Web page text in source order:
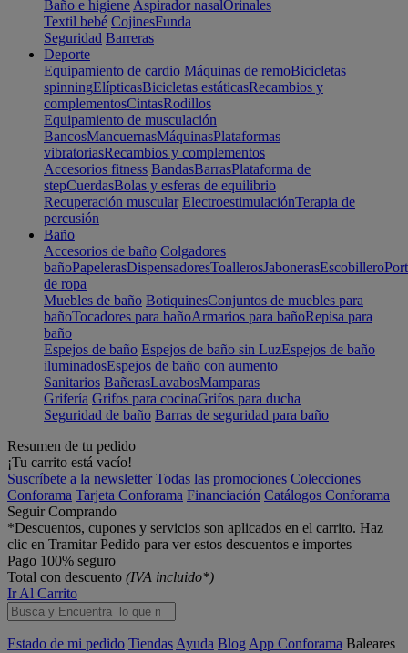
Baño e higiene Aspirador nasalOrinales
Textil bebé CojinesFunda
Seguridad Barreras
Deporte
Equipamiento de cardio Máquinas de remoBicicletas
spinningElípticasBicicletas estáticasRecambios y
complementosCintasRodillos
Equipamiento de musculación
BancosMancuernasMáquinasPlataformas
vibratoriasRecambios y complementos
Accesorios fitness BandasBarrasPlataforma de
stepCuerdasBolas y esferas de equilibrio
Recuperación muscular ElectroestimulaciónTerapia de
percusión
Baño
Accesorios de baño Colgadores
bañoPapelerasDispensadoresToallerosJabonerasEscobillero
de ropa
Muebles de baño BotiquinesConjuntos de muebles para
bañoTocadores para bañoArmarios para bañoRepisa para
baño
Espejos de baño Espejos de baño sin LuzEspejos de baño
iluminadosEspejos de baño con aumento
Sanitarios BañerasLavabosMamparas
Grifería Grifos para cocinaGrifos para ducha
Seguridad de baño Barras de seguridad para baño
Resumen de tu pedido
¡Tu carrito está vacío!
Suscríbete a la newsletter Todas las promociones Colecciones
Conforama Tarjeta Conforama Financiación Catálogos Conforama
Seguir Comprando
*Descuentos, cupones y servicios son aplicados en el carrito. Haz
clic en Tramitar Pedido para ver estos descuentos e importes
Pago 100% seguro
Total con descuento (IVA incluido*)
Ir Al Carrito
Estado de mi pedido Tiendas Ayuda Blog App Conforama Baleares